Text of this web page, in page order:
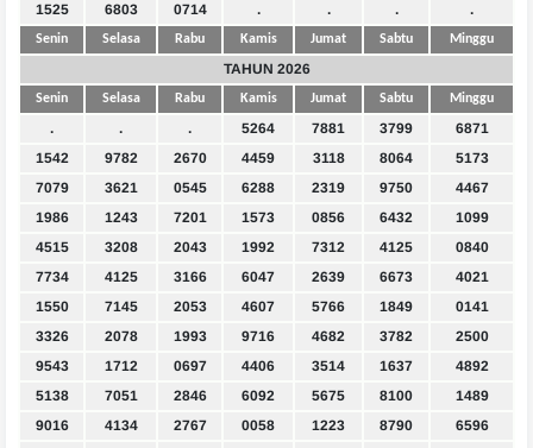
1525
6803 0714 . . . .
Senin Selasa Rabu Kamis Jumat Sabtu Minggu
TAHUN 2026
Senin Selasa Rabu Kamis Jumat Sabtu Minggu
. . . 5264 7881 3799
6871
1542
9782 2670 4459 3118 8064
5173
7079
3621 0545 6288 2319 9750
4467
1986
1243 7201 1573 0856 6432
1099
4515
3208 2043 1992 7312 4125
0840
7734
4125 3166 6047 2639 6673
4021
1550
7145 2053 4607 5766 1849
0141
3326
2078 1993 9716 4682 3782
2500
9543
1712 0697 4406 3514 1637
4892
5138
7051 2846 6092 5675 8100
1489
9016
4134 2767 0058 1223 8790
6596